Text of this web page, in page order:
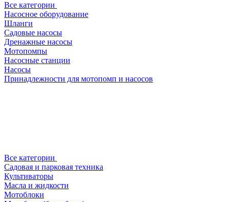
Все категории
Насосное оборудование
Шланги
Садовые насосы
Дренажные насосы
Мотопомпы
Насосные станции
Насосы
Принадлежности для мотопомп и насосов
Все категории
Садовая и парковая техника
Культиваторы
Масла и жидкости
Мотоблоки